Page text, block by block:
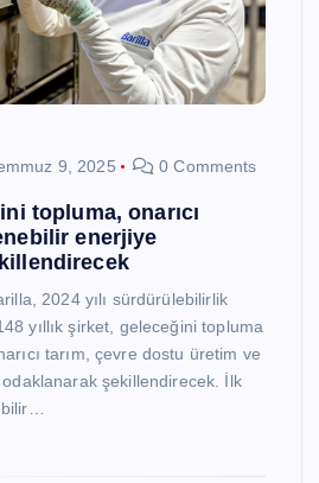
9, 2025 0 Comments
topluma, onarıcı
enerjiye
2024 yılı sürdürülebilirlik
yıllık şirket, geleceğini topluma
tarım, çevre dostu üretim ve
şekillendirecek. İlk